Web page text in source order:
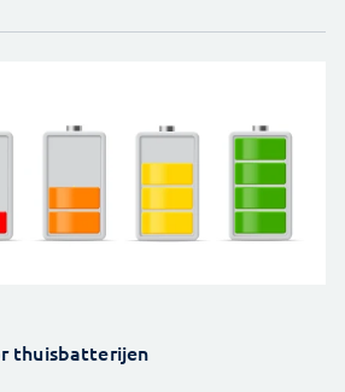
thuisbatterijen